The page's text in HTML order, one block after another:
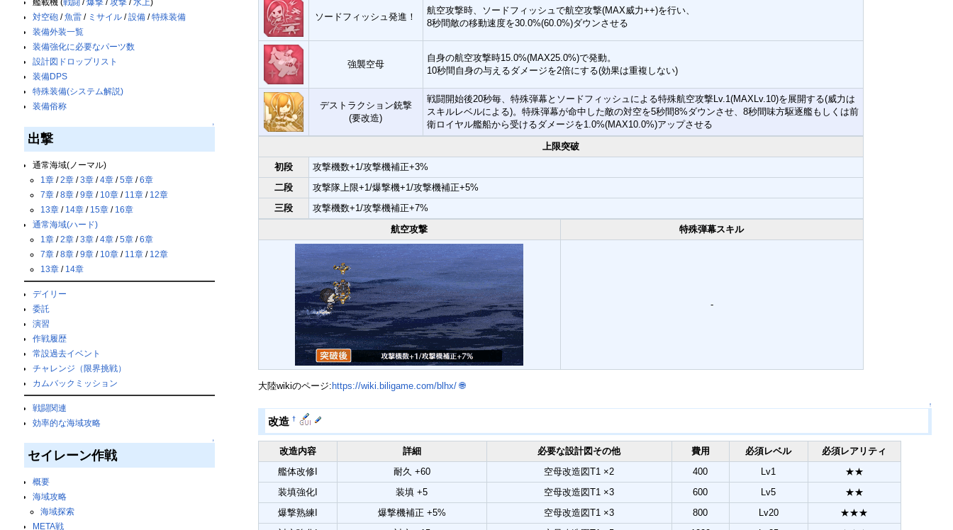
艦載機 (戦闘 /爆撃/攻撃/水上)
対空砲 /魚雷/ ミサイル/設備/特殊装備
装備外装一覧
装備強化に必要なパーツ数
設計図ドロップリスト
装備DPS
特殊装備(システム解説)
装備俗称
↑
出撃
通常海域(ノーマル)
1章 /2章 /3章 /4章 /5章 /6章
7章 /8章 /9章 / 10章 / 11章 / 12章
13章 / 14章 / 15章 / 16章
通常海域(ハード)
1章 /2章 /3章 /4章 /5章 /6章
7章 /8章 /9章 / 10章 / 11章 / 12章
13章 / 14章
デイリー
委託
演習
作戦履歴
常設過去イベント
チャレンジ（限界挑戦）
カムバックミッション
戦闘関連
効率的な海域攻略
↑
セイレーン作戦
概要
海域攻略
海域探索
META戦
ソードフィッシュ発進！
航空攻撃時、ソードフィッシュで航空攻撃(MAX威力++)を行い、
8秒間敵の移動速度を30.0%(60.0%)ダウンさせる
強襲空母
自身の航空攻撃時15.0%(MAX25.0%)で発動。
10秒間自身の与えるダメージを2倍にする(効果は重複しない)
デストラクション銃撃
(要改造)
戦闘開始後20秒毎、特殊弾幕とソードフィッシュによる特殊航空攻撃Lv.1(MAXLv.10)を展開する(威力は
スキルレベルによる)。特殊弾幕が命中した敵の対空を5秒間8%ダウンさせ、8秒間味方駆逐艦もしくは前
衛ロイヤル艦船から受けるダメージを1.0%(MAX10.0%)アップさせる
上限突破
初段
攻撃機数+1/攻撃機補正+3%
二段
攻撃隊上限+1/爆撃機+1/攻撃機補正+5%
三段
攻撃機数+1/攻撃機補正+7%
航空攻撃
特殊弾幕スキル
-
大陸wikiのページ: https://wiki.biligame.com/blhx/🌐
↑
改造†
改造内容 詳細 必要な設計図その他 費用 必須レベル
必須レアリティ
艦体改修I
耐久 +60 空母改造図T1 ×2 400 Lv1
★★
装填強化I
装填 +5 空母改造図T1 ×3 600 Lv5
★★
爆撃熟練I
爆撃機補正 +5% 空母改造図T1 ×3 800 Lv20
★★★